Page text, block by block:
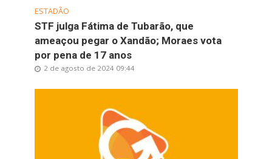
ESTADÃO
STF julga Fátima de Tubarão, que
ameaçou pegar o Xandão; Moraes vota
por pena de 17 anos
2 de agosto de 2024 09:44